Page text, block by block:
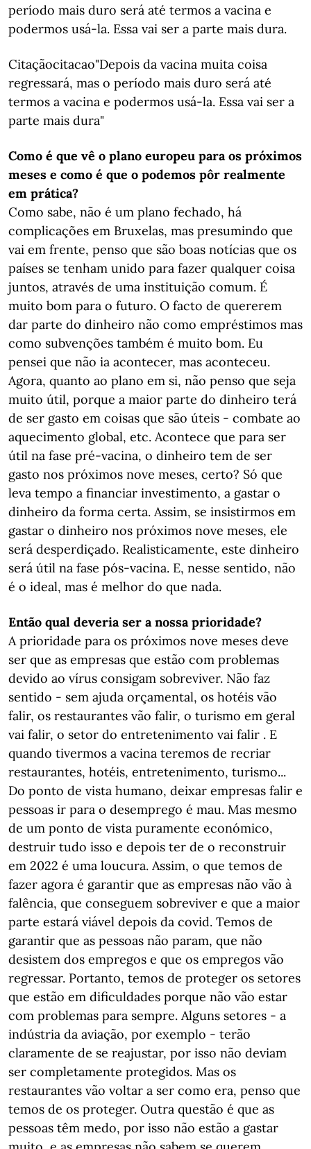
período mais duro será até termos a vacina e
podermos usá-la. Essa vai ser a parte mais dura.
Citaçãocitacao"Depois da vacina muita coisa
regressará, mas o período mais duro será até
termos a vacina e podermos usá-la. Essa vai ser a
parte mais dura"
Como é que vê o plano europeu para os próximos
meses e como é que o podemos pôr realmente
em prática?
Como sabe, não é um plano fechado, há
complicações em Bruxelas, mas presumindo que
vai em frente, penso que são boas notícias que os
países se tenham unido para fazer qualquer coisa
juntos, através de uma instituição comum. É
muito bom para o futuro. O facto de quererem
dar parte do dinheiro não como empréstimos mas
como subvenções também é muito bom. Eu
pensei que não ia acontecer, mas aconteceu.
Agora, quanto ao plano em si, não penso que seja
muito útil, porque a maior parte do dinheiro terá
de ser gasto em coisas que são úteis - combate ao
aquecimento global, etc. Acontece que para ser
útil na fase pré-vacina, o dinheiro tem de ser
gasto nos próximos nove meses, certo? Só que
leva tempo a financiar investimento, a gastar o
dinheiro da forma certa. Assim, se insistirmos em
gastar o dinheiro nos próximos nove meses, ele
será desperdiçado. Realisticamente, este dinheiro
será útil na fase pós-vacina. E, nesse sentido, não
é o ideal, mas é melhor do que nada.
Então qual deveria ser a nossa prioridade?
A prioridade para os próximos nove meses deve
ser que as empresas que estão com problemas
devido ao vírus consigam sobreviver. Não faz
sentido - sem ajuda orçamental, os hotéis vão
falir, os restaurantes vão falir, o turismo em geral
vai falir, o setor do entretenimento vai falir . E
quando tivermos a vacina teremos de recriar
restaurantes, hotéis, entretenimento, turismo...
Do ponto de vista humano, deixar empresas falir e
pessoas ir para o desemprego é mau. Mas mesmo
de um ponto de vista puramente económico,
destruir tudo isso e depois ter de o reconstruir
em 2022 é uma loucura. Assim, o que temos de
fazer agora é garantir que as empresas não vão à
falência, que conseguem sobreviver e que a maior
parte estará viável depois da covid. Temos de
garantir que as pessoas não param, que não
desistem dos empregos e que os empregos vão
regressar. Portanto, temos de proteger os setores
que estão em dificuldades porque não vão estar
com problemas para sempre. Alguns setores - a
indústria da aviação, por exemplo - terão
claramente de se reajustar, por isso não deviam
ser completamente protegidos. Mas os
restaurantes vão voltar a ser como era, penso que
temos de os proteger. Outra questão é que as
pessoas têm medo, por isso não estão a gastar